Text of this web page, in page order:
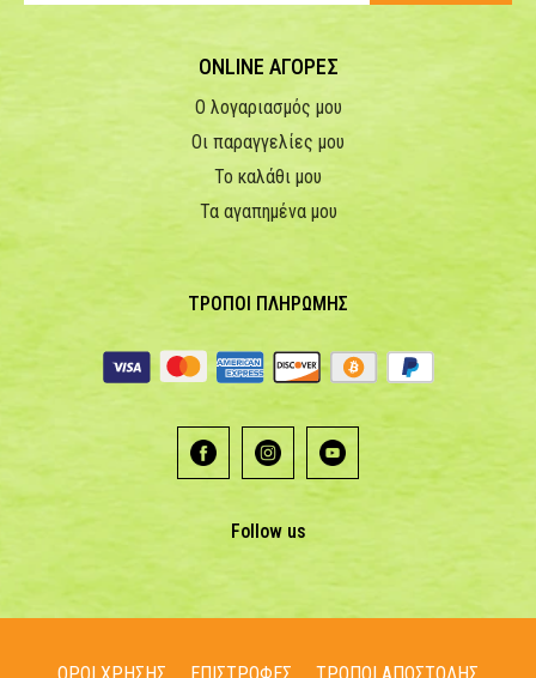
ONLINE ΑΓΟΡΕΣ
Ο λογαριασμός μου
Οι παραγγελίες μου
Το καλάθι μου
Τα αγαπημένα μου
ΤΡΟΠΟΙ ΠΛΗΡΩΜΗΣ
Follow us